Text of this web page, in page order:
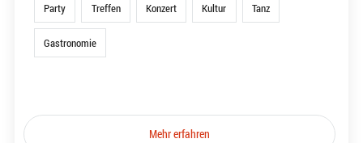
Party Treffen Konzert Kultur Tanz
Gastronomie
Mehr erfahren